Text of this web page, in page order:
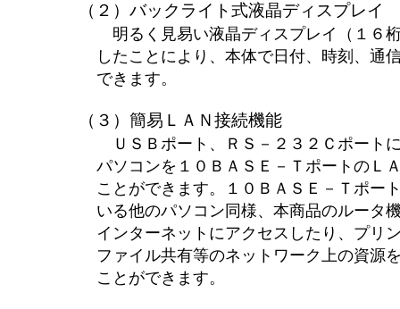
（２）バックライト式液晶ディスプレイ
明るく見易い液晶ディスプレイ（１６
したことにより、本体で日付、時刻、通
できます。
（３）簡易ＬＡＮ接続機能
ＵＳＢポート、ＲＳ－２３２Ｃポート
パソコンを１０ＢＡＳＥ－ＴポートのＬ
ことができます。１０ＢＡＳＥ－Ｔポー
いる他のパソコン同様、本商品のルータ
インターネットにアクセスしたり、プリ
ファイル共有等のネットワーク上の資源
ことができます。